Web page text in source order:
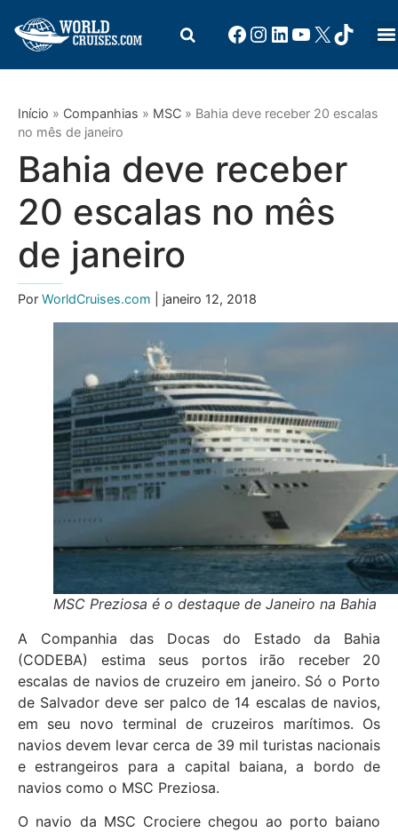
Início » Companhias » MSC » Bahia deve receber 20 escalas
no mês de janeiro
Bahia deve receber
20 escalas no mês
de janeiro
Por WorldCruises.com | janeiro 12, 2018
MSC Preziosa é o destaque de Janeiro na Bahia
A Companhia das Docas do Estado da Bahia
(CODEBA) estima seus portos irão receber 20
escalas de navios de cruzeiro em janeiro. Só o Porto
de Salvador deve ser palco de 14 escalas de navios,
em seu novo terminal de cruzeiros marítimos. Os
navios devem levar cerca de 39 mil turistas nacionais
e estrangeiros para a capital baiana, a bordo de
navios como o MSC Preziosa.
O navio da MSC Crociere chegou ao porto baiano